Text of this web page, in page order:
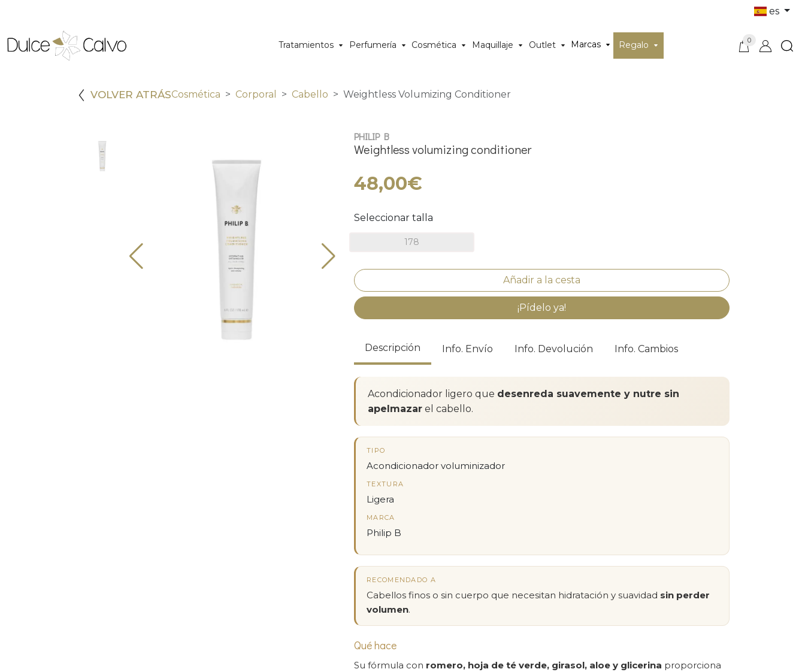
es
Tratamientos Perfumería Cosmética Maquillaje Outlet Marcas Regalo 0
VOLVER ATRÁSCosmética Corporal Cabello Weightless Volumizing Conditioner
PHILIP B
Weightless volumizing conditioner
48,00€
Seleccionar talla
178
¡Pídelo ya!
Descripción Info. Envío Info. Devolución Info. Cambios
Acondicionador ligero que desenreda suavemente y nutre sin
apelmazar el cabello.
TIPO
Acondicionador voluminizador
TEXTURA
Ligera
MARCA
Philip B
RECOMENDADO A
Cabellos finos o sin cuerpo que necesitan hidratación y suavidad sin perder
volumen.
Qué hace
Su fórmula con romero, hoja de té verde, girasol, aloe y glicerina proporciona